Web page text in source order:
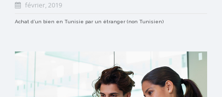
février, 2019
Achat d’un bien en Tunisie par un étranger (non Tunisien)